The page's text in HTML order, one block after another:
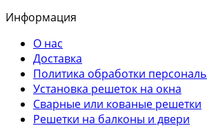
Информация
О нас
Доставка
Политика обработки
Установка решеток на окна
Сварные или кованые решетки
Решетки на балконы и двери